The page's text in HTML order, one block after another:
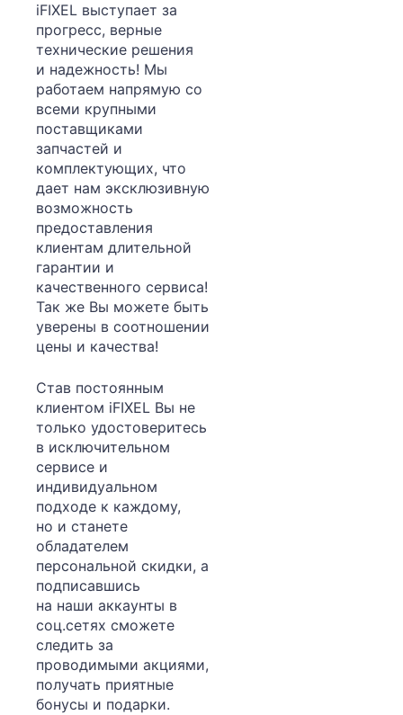
iFIXEL выступает за
прогресс, верные
технические решения
и надежность! Мы
работаем напрямую со
всеми крупными
поставщиками
запчастей и
комплектующих, что
дает нам эксклюзивную
возможность
предоставления
клиентам длительной
гарантии и
качественного сервиса!
Так же Вы можете быть
уверены в соотношении
цены и качества!
Став постоянным
клиентом iFIXEL Вы не
только удостоверитесь
в исключительном
сервисе и
индивидуальном
подходе к каждому,
но и станете
обладателем
персональной скидки, а
подписавшись
на наши аккаунты в
соц.сетях сможете
следить за
проводимыми акциями,
получать приятные
бонусы и подарки.